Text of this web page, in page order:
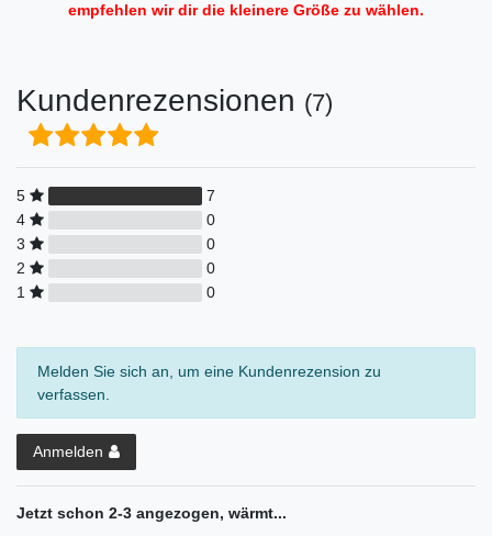
empfehlen wir dir die kleinere Größe zu wählen.
Kundenrezensionen (7)
5
7
4
0
3
0
2
0
1
0
Melden Sie sich an, um eine Kundenrezension zu
verfassen.
Anmelden
Jetzt schon 2-3 angezogen, wärmt...